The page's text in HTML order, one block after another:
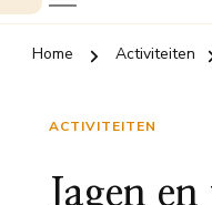
Home Activiteiten
ACTIVITEITEN
Jagen